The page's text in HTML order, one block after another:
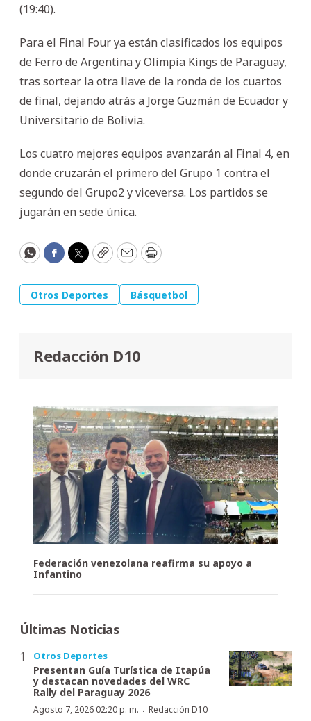
(19:40).
Para el Final Four ya están clasificados los equipos
de Ferro de Argentina y Olimpia Kings de Paraguay,
tras sortear la otra llave de la ronda de los cuartos
de final, dejando atrás a Jorge Guzmán de Ecuador y
Universitario de Bolivia.
Los cuatro mejores equipos avanzarán al Final 4, en
donde cruzarán el primero del Grupo 1 contra el
segundo del Grupo2 y viceversa. Los partidos se
jugarán en sede única.
WhatsApp
Facebook
Twitter
CopyEmailPrint
Otros Deportes Básquetbol
Redacción D10
Federación venezolana reafirma su apoyo a
Infantino
Últimas Noticias
Otros Deportes
Presentan Guía Turística de Itapúa
y destacan novedades del WRC
Rally del Paraguay 2026
Agosto 7, 2026 02:20 p. m. · Redacción D10